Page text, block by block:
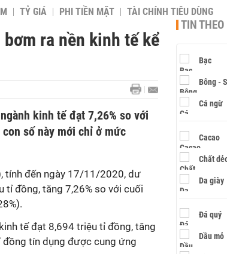
TỶ GIÁ PHI TIỀN MẶT TÀI CHÍNH TIÊU DÙNG
ra nền kinh tế kể
kinh tế đạt 7,26% so với
số này mới chỉ ở mức
tính đến ngày 17/11/2020, dư
tỉ đồng, tăng 7,26% so với cuối
tế đạt 8,694 triệu tỉ đồng, tăng
đồng tín dụng được cung ứng
TIN
Bạc
Bông -
Cá ngừ
Cacao
Chất
Da giày
Đá quý
Dầu mỏ